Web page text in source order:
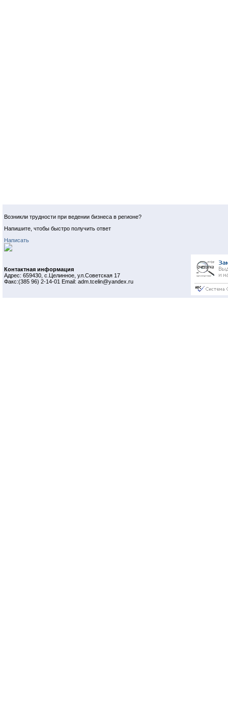
Возникли трудности при ведении бизнеса в регионе?
Напишите, чтобы быстро получить ответ
Написать
Контактная информация
Адрес: 659430, с.Целинное, ул.Советская 17
Факс:(385 96) 2-14-01 Email: adm.tcelin@yandex.ru